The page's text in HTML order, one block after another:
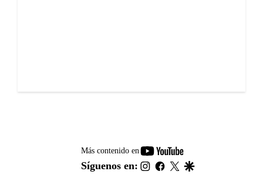
Más contenido en
youtube-
footer
Síguenos en: instagram
facebook
twitter